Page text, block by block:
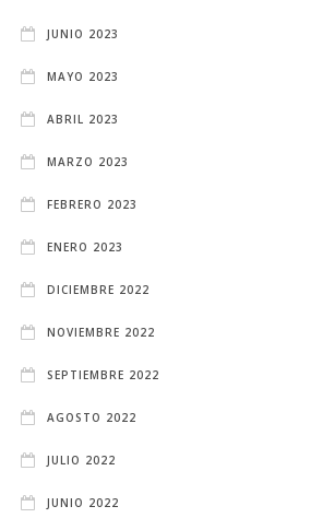
JUNIO 2023
MAYO 2023
ABRIL 2023
MARZO 2023
FEBRERO 2023
ENERO 2023
DICIEMBRE 2022
NOVIEMBRE 2022
SEPTIEMBRE 2022
AGOSTO 2022
JULIO 2022
JUNIO 2022